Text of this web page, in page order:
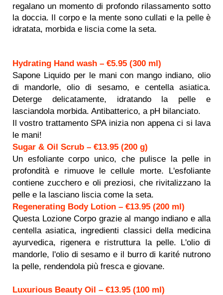
regalano un momento di profondo rilassamento sotto
la doccia. Il corpo e la mente sono cullati e la pelle è
idratata, morbida e liscia come la seta.
Hydrating Hand wash – €5.95 (300 ml)
Sapone Liquido per le mani con mango indiano, olio
di mandorle, olio di sesamo, e centella asiatica.
Deterge delicatamente, idratando la pelle e
lasciandola morbida. Antibatterico, a pH bilanciato.
Il vostro trattamento SPA inizia non appena ci si lava
le mani!
Sugar & Oil Scrub – €13.95 (200 g)
Un esfoliante corpo unico, che pulisce la pelle in
profondità e rimuove le cellule morte. L'esfoliante
contiene zucchero e oli preziosi, che rivitalizzano la
pelle e la lasciano liscia come la seta.
Regenerating Body Lotion – €13.95 (200 ml)
Questa Lozione Corpo grazie al mango indiano e alla
centella asiatica, ingredienti classici della medicina
ayurvedica, rigenera e ristruttura la pelle. L'olio di
mandorle, l'olio di sesamo e il burro di karité nutrono
la pelle, rendendola più fresca e giovane.
Luxurious Beauty Oil – €13.95 (100 ml)